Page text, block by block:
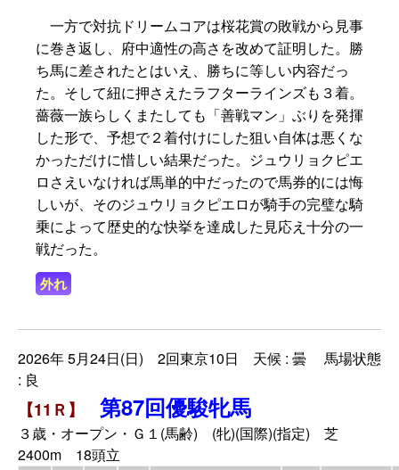
一方で対抗ドリームコアは桜花賞の敗戦から見事
に巻き返し、府中適性の高さを改めて証明した。勝
ち馬に差されたとはいえ、勝ちに等しい内容だっ
た。そして紐に押さえたラフターラインズも３着。
薔薇一族らしくまたしても「善戦マン」ぶりを発揮
した形で、予想で２着付けにした狙い自体は悪くな
かっただけに惜しい結果だった。ジュウリョクピエ
ロさえいなければ馬単的中だったので馬券的には悔
しいが、そのジュウリョクピエロが騎手の完璧な騎
乗によって歴史的な快挙を達成した見応え十分の一
戦だった。
外れ
2026年 5月24日(日) 2回東京10日 天候 : 曇 馬場状態
: 良
【11Ｒ】 第87回優駿牝馬
３歳・オープン・Ｇ１(馬齢) (牝)(国際)(指定) 芝
2400m 18頭立